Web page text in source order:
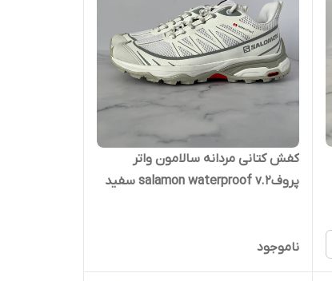
کفش کتانی مردانه سالامون واتر
پروفsalamon waterproof v.2 سفید
ناموجود